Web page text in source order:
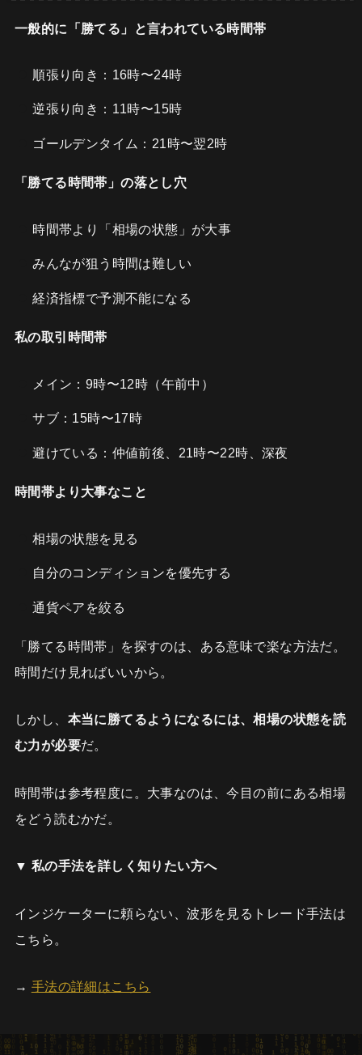
一般的に「勝てる」と言われている時間帯
順張り向き：16時〜24時
逆張り向き：11時〜15時
ゴールデンタイム：21時〜翌2時
「勝てる時間帯」の落とし穴
時間帯より「相場の状態」が大事
みんなが狙う時間は難しい
経済指標で予測不能になる
私の取引時間帯
メイン：9時〜12時（午前中）
サブ：15時〜17時
避けている：仲値前後、21時〜22時、深夜
時間帯より大事なこと
相場の状態を見る
自分のコンディションを優先する
通貨ペアを絞る
「勝てる時間帯」を探すのは、ある意味で楽な方法だ。
時間だけ見ればいいから。
しかし、 本当に勝てるようになるには、相場の状態を読
む力が必要だ。
時間帯は参考程度に。大事なのは、今目の前にある相場
をどう読むかだ。
▼ 私の手法を詳しく知りたい方へ
インジケーターに頼らない、波形を見るトレード手法は
こちら。
→ 手法の詳細はこちら